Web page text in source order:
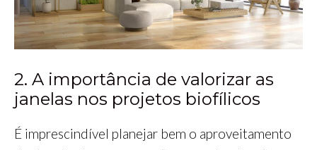
2. A importância de valorizar as
janelas nos projetos biofílicos
É imprescindível planejar bem o aproveitamento